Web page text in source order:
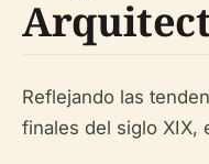
Reflejando las
finales del siglo XIX,